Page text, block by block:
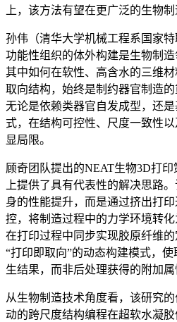
上，该方法有望在更广泛的生物制
孙伟（清华大学机械工程系国家特
功能性组织的体外构建是生物制造
其中如何在软性、高含水的三维
取向结构，始终是制约器官制造的
无论是依赖类器官自发成型，还
式，在结构可控性、尺度一致性
显局限。
顾奇团队提出的NEAT生物3D打
上提供了具有代表性的解决思路
身的性能提升，而是通过挤出打
控，将制造过程中的力学环境转
在打印过程中同步实现胶原纤维
“打印即取向”的动态构建模式，
生结果，而非后处理获得的附加属
从生物制造技术角度看，该研究
动的跨尺度结构编程在超软水凝胶